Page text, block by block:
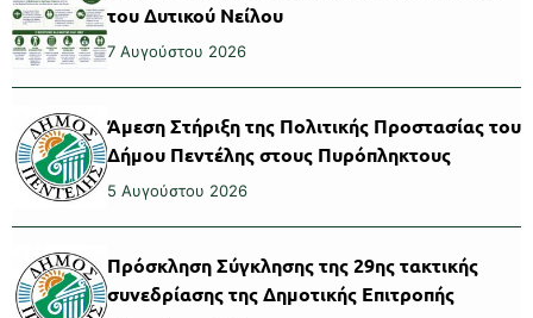
του Δυτικού Νείλου
7 Αυγούστου 2026
Άμεση Στήριξη της Πολιτικής Προστασίας του
Δήμου Πεντέλης στους Πυρόπληκτους
5 Αυγούστου 2026
Πρόσκληση Σύγκλησης της 29ης τακτικής
συνεδρίασης της Δημοτικής Επιτροπής